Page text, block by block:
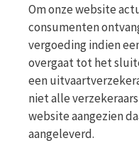
Om onze website
consumenten
vergoeding indien
overgaat tot het
een
niet alle
website aangezien
aangeleverd.